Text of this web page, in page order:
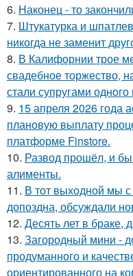
6. Наконец - то
7. Штукатурка и
никогда не заменит
8. В Калифорнии трое
свадебное торжество,
стали супругами
9. 15 апреля 2026 года
плановую выплату
платформе Finstore.
10. Развод прошёл, и
алименты.
11. В тот выходной мы с
допоздна, обсуждали
12. Десять лет в браке,
13. Загородный мини -
продуманного и
ориентированного на